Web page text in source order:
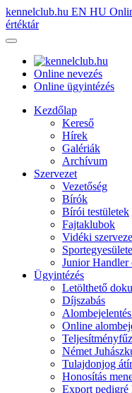
kennelclub.hu EN HU
értéktár
Online nevezés
Online ügyintézés
Kezdőlap
Kereső
Hírek
Galériák
Archívum
Szervezet
Vezetőség
Bírók
Bírói testületek
Fajtaklubok
Vidéki
Junior Handler
Ügyintézés
Letölthető
Díjszabás
Online
Német
Tulajdonjog
Honosítás
Export pedigré